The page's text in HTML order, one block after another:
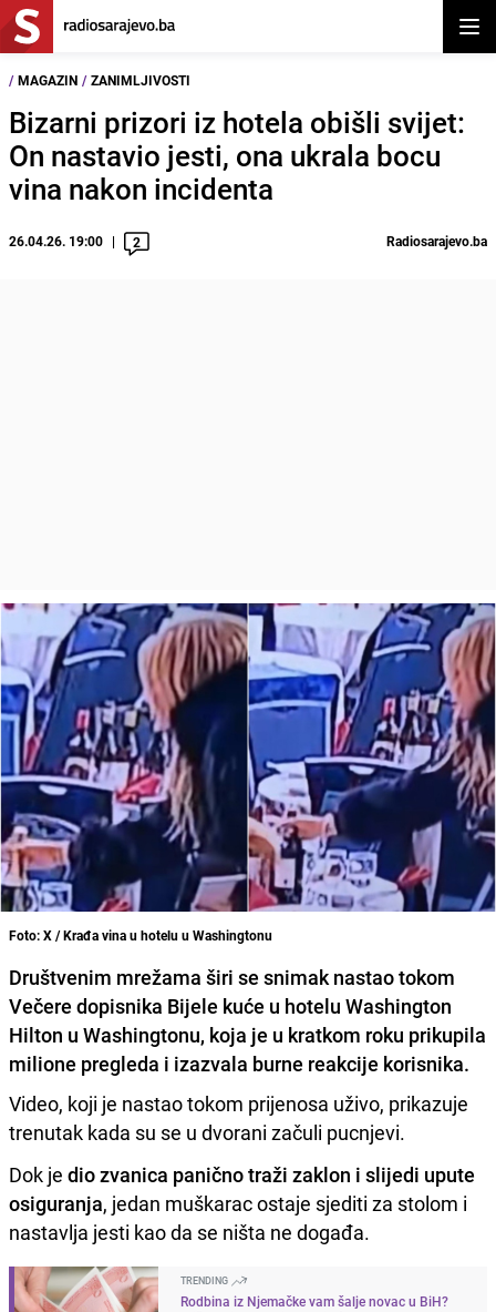
/ MAGAZIN / ZANIMLJIVOSTI
Bizarni prizori iz hotela obišli svijet:
On nastavio jesti, ona ukrala bocu
vina nakon incidenta
26.04.26. 19:00 2 Radiosarajevo.ba
Foto: X / Krađa vina u hotelu u Washingtonu
Društvenim mrežama širi se snimak nastao tokom
Večere dopisnika Bijele kuće u hotelu Washington
Hilton u Washingtonu, koja je u kratkom roku prikupila
milione pregleda i izazvala burne reakcije korisnika.
Video, koji je nastao tokom prijenosa uživo, prikazuje
trenutak kada su se u dvorani začuli pucnjevi.
Dok je dio zvanica panično traži zaklon i slijedi upute
osiguranja, jedan muškarac ostaje sjediti za stolom i
nastavlja jesti kao da se ništa ne događa.
TRENDING
Rodbina iz Njemačke vam šalje novac u BiH?